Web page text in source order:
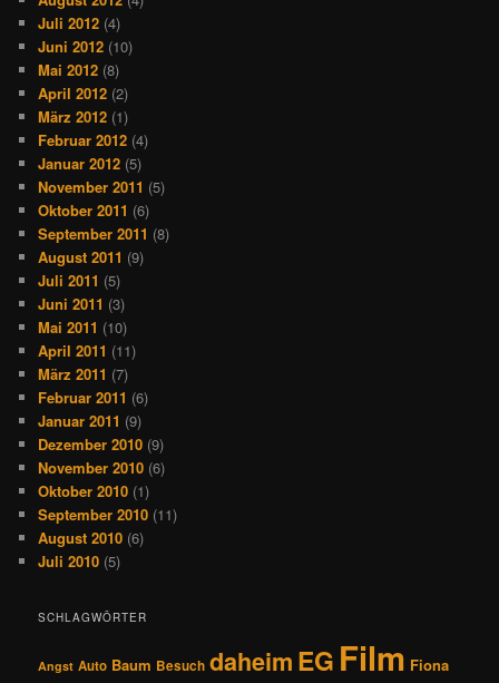
Juli 2012 (4)
Juni 2012 (10)
Mai 2012 (8)
April 2012 (2)
März 2012 (1)
Februar 2012 (4)
Januar 2012 (5)
November 2011 (5)
Oktober 2011 (6)
September 2011 (8)
August 2011 (9)
Juli 2011 (5)
Juni 2011 (3)
Mai 2011 (10)
April 2011 (11)
März 2011 (7)
Februar 2011 (6)
Januar 2011 (9)
Dezember 2010 (9)
November 2010 (6)
Oktober 2010 (1)
September 2010 (11)
August 2010 (6)
Juli 2010 (5)
SCHLAGWÖRTER
Angst Auto Baum Besuch daheimEG Film Fiona